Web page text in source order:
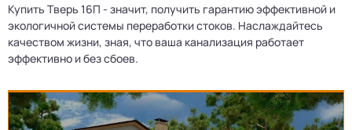
Купить Тверь 16П - значит, получить гарантию эффективной и
экологичной системы переработки стоков. Наслаждайтесь
качеством жизни, зная, что ваша канализация работает
эффективно и без сбоев.